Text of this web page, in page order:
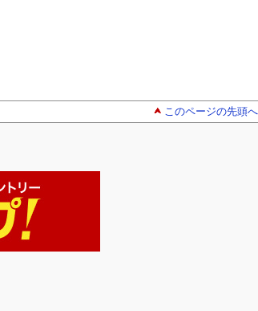
このページの先頭へ